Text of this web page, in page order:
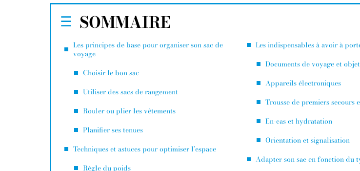
SOMMAIRE
Les principes de base pour organiser son sac de
voyage
Choisir le bon sac
Utiliser des sacs de rangement
Rouler ou plier les vêtements
Planifier ses tenues
Techniques et astuces pour optimiser l’espace
Règle du poids
Les indispensables à avoir à
Documents de voyage et
Appareils électroniques
Trousse de premiers secours
En-cas et hydratation
Orientation et signalisation
Adapter son sac en fonction du